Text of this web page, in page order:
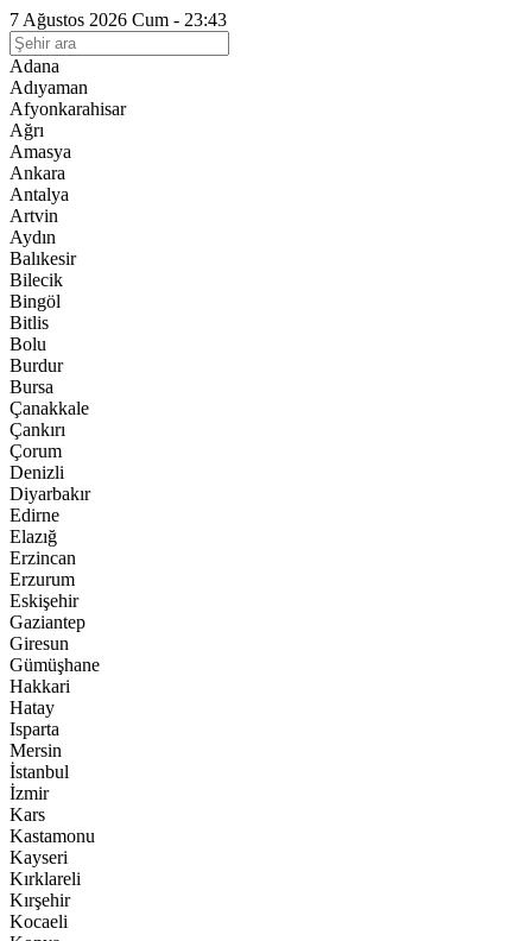
7 Ağustos 2026 Cum - 23:43
Adana
Adıyaman
Afyonkarahisar
Ağrı
Amasya
Ankara
Antalya
Artvin
Aydın
Balıkesir
Bilecik
Bingöl
Bitlis
Bolu
Burdur
Bursa
Çanakkale
Çankırı
Çorum
Denizli
Diyarbakır
Edirne
Elazığ
Erzincan
Erzurum
Eskişehir
Gaziantep
Giresun
Gümüşhane
Hakkari
Hatay
Isparta
Mersin
İstanbul
İzmir
Kars
Kastamonu
Kayseri
Kırklareli
Kırşehir
Kocaeli